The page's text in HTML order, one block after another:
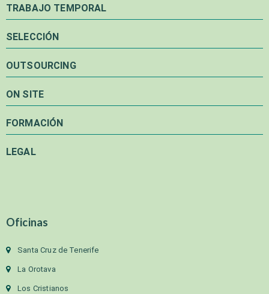
TRABAJO TEMPORAL
SELECCIÓN
OUTSOURCING
ON SITE
FORMACIÓN
LEGAL
Oficinas
Santa Cruz de Tenerife
La Orotava
Los Cristianos